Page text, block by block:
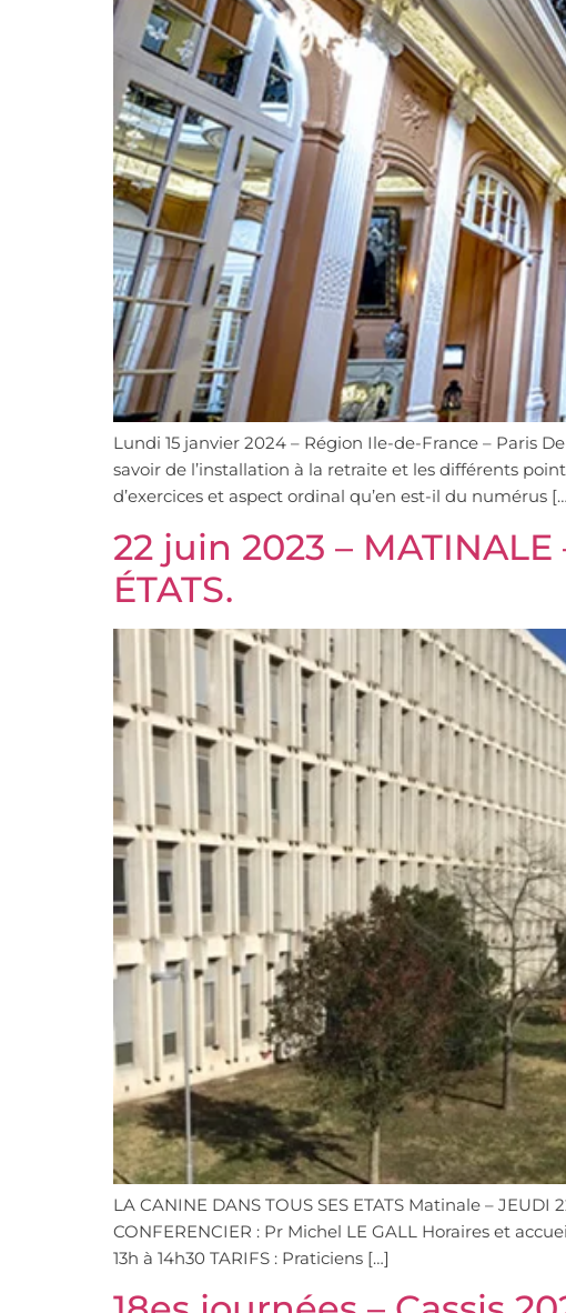
Lundi 15 janvier 2024 – Région Ile-de-France – Paris
savoir de l’installation à la retraite et les différents
d’exercices et aspect ordinal qu’en est-il du numérus
22 juin 2023 – MATINALE
ÉTATS.
LA CANINE DANS TOUS SES ETATS Matinale –
CONFERENCIER : Pr Michel LE GALL Horaires et
13h à 14h30 TARIFS : Praticiens […]